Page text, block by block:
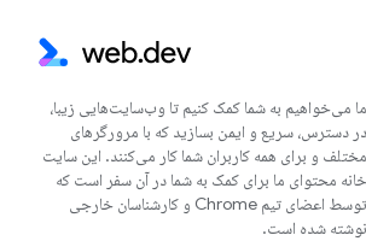
به شما کمک کنیم تا وب‌سایت‌هایی زیبا،
سریع و ایمن بسازید که با مرورگرهای
و برای همه کاربران شما کار می‌کنند. این سایت
محتوای ما برای کمک به شما در آن سفر است که
توسط اعضای تیم Chrome و کارشناسان خارجی
شده است.